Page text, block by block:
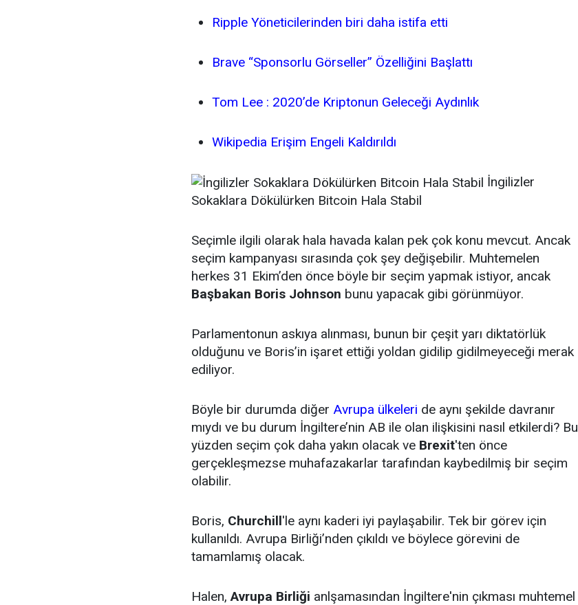
Ripple Yöneticilerinden biri daha istifa etti
Brave “Sponsorlu Görseller” Özelliğini Başlattı
Tom Lee : 2020’de Kriptonun Geleceği Aydınlık
Wikipedia Erişim Engeli Kaldırıldı
İngilizler
Sokaklara Dökülürken Bitcoin Hala Stabil
Seçimle ilgili olarak hala havada kalan pek çok konu mevcut. Ancak
seçim kampanyası sırasında çok şey değişebilir. Muhtemelen
herkes 31 Ekim’den önce böyle bir seçim yapmak istiyor, ancak
Başbakan Boris Johnson bunu yapacak gibi görünmüyor.
Parlamentonun askıya alınması, bunun bir çeşit yarı diktatörlük
olduğunu ve Boris’in işaret ettiği yoldan gidilip gidilmeyeceği merak
ediliyor.
Böyle bir durumda diğer Avrupa ülkeleri de aynı şekilde davranır
mıydı ve bu durum İngiltere’nin AB ile olan ilişkisini nasıl etkilerdi? Bu
yüzden seçim çok daha yakın olacak ve Brexit'ten önce
gerçekleşmezse muhafazakarlar tarafından kaybedilmiş bir seçim
olabilir.
Boris, Churchill'le aynı kaderi iyi paylaşabilir. Tek bir görev için
kullanıldı. Avrupa Birliği’nden çıkıldı ve böylece görevini de
tamamlamış olacak.
Halen,Avrupa Birliği anlşamasından İngiltere'nin çıkması muhtemel